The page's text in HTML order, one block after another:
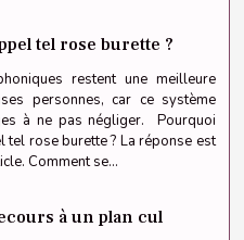
tel rose burette ?
restent une meilleure
personnes, car ce système
à ne pas négliger. Pourquoi
rose burette ? La réponse est
Comment se...
à un plan cul